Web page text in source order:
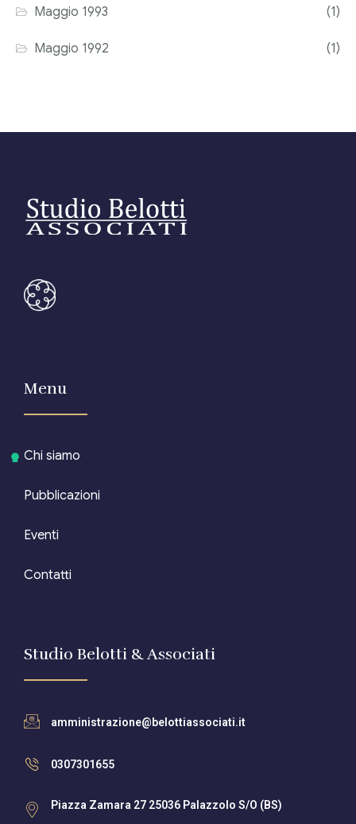
Maggio 1993 (1)
Maggio 1992 (1)
Menu
Chi siamo
Pubblicazioni
Eventi
Contatti
Studio Belotti & Associati
amministrazione@belottiassociati.it
0307301655
Piazza Zamara 27 25036 Palazzolo S/O (BS)